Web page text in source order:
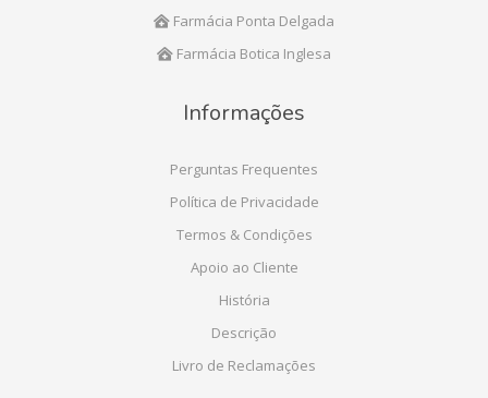
Farmácia Ponta Delgada
Farmácia Botica Inglesa
Informações
Perguntas Frequentes
Política de Privacidade
Termos & Condições
Apoio ao Cliente
História
Descrição
Livro de Reclamações